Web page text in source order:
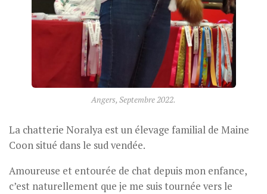
Angers, Septembre 2022.
La chatterie Noralya est un élevage familial de Maine
Coon situé dans le sud vendée.
Amoureuse et entourée de chat depuis mon enfance,
c’est naturellement que je me suis tournée vers le